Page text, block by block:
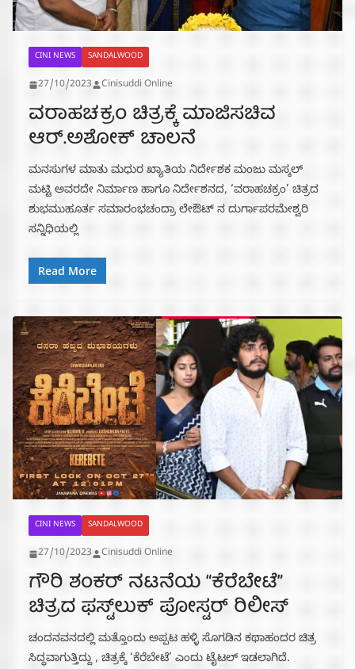
CINI NEWS SANDALWOOD
27/10/2023 Cinisuddi Online
ವರಾಹಚಕ್ರಂ ಚಿತ್ರಕ್ಕೆ ಮಾಜಿಸಚಿವ
ಆರ್.ಅಶೋಕ್ ಚಾಲನೆ
ಮನಸುಗಳ ಮಾತು ಮಧುರ ಖ್ಯಾತಿಯ ನಿರ್ದೇಶಕ ಮಂಜು ಮಸ್ಕಲ್
ಮಟ್ಟಿ ಅವರದೇ ನಿರ್ಮಾಣ ಹಾಗೂ ನಿರ್ದೇಶನದ, ‘ವರಾಹಚಕ್ರಂ’ ಚಿತ್ರದ
ಶುಭಮುಹೂರ್ತ ಸಮಾರಂಭಚಂದ್ರಾ ಲೇಔಟ್ ನ ದುರ್ಗಾಪರಮೇಶ್ವರಿ
ಸನ್ನಿಧಿಯಲ್ಲಿ
Read More
CINI NEWS SANDALWOOD
27/10/2023 Cinisuddi Online
ಗೌರಿ ಶಂಕರ್ ನಟನೆಯ “ಕೆರೆಬೇಟೆ”
ಚಿತ್ರದ ಫಸ್ಟ್‌ಲುಕ್ ಪೋಸ್ಟರ್ ರಿಲೀಸ್
ಚಂದನವನದಲ್ಲಿ ಮತ್ತೊಂದು ಅಪ್ಪಟ ಹಳ್ಳಿ ಸೊಗಡಿನ ಕಥಾಹಂದರ ಚಿತ್ರ
ಸಿದ್ಧವಾಗುತ್ತಿದ್ದು , ಚಿತ್ರಕ್ಕೆ ‘ಕೆರೆಬೇಟೆ’ ಎಂದು ಟೈಟಲ್ ಇಡಲಾಗಿದೆ.